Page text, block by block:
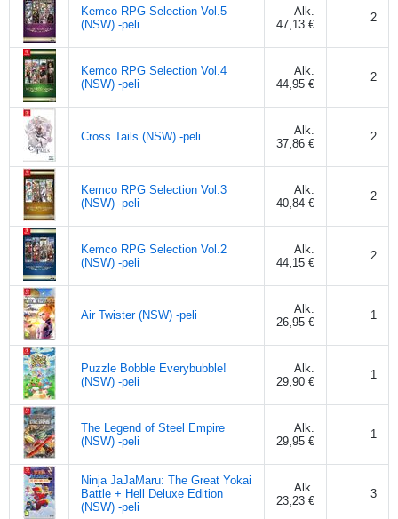
Kemco RPG Selection Vol.5
(NSW) -peli
Alk.
47,13 €
2
Kemco RPG Selection Vol.4
(NSW) -peli
Alk.
44,95 €
2
Cross Tails (NSW) -peli
Alk.
37,86 €
2
Kemco RPG Selection Vol.3
(NSW) -peli
Alk.
40,84 €
2
Kemco RPG Selection Vol.2
(NSW) -peli
Alk.
44,15 €
2
Air Twister (NSW) -peli
Alk.
26,95 €
1
Puzzle Bobble Everybubble!
(NSW) -peli
Alk.
29,90 €
1
The Legend of Steel Empire
(NSW) -peli
Alk.
29,95 €
1
Ninja JaJaMaru: The Great Yokai
Battle + Hell Deluxe Edition
(NSW) -peli
Alk.
23,23 €
3